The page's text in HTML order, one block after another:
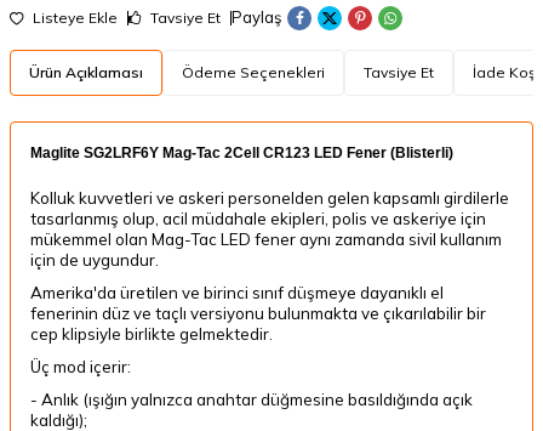
Listeye Ekle Tavsiye Et Paylaş
Ürün Açıklaması Ödeme Seçenekleri Tavsiye Et İade
Maglite SG2LRF6Y Mag-Tac 2Cell CR123 LED Fener (Blisterli)
Kolluk kuvvetleri ve askeri personelden gelen kapsamlı girdilerle
tasarlanmış olup, acil müdahale ekipleri, polis ve askeriye için
mükemmel olan Mag-Tac LED fener aynı zamanda sivil kullanım
için de uygundur.
Amerika'da üretilen ve birinci sınıf düşmeye dayanıklı el
fenerinin düz ve taçlı versiyonu bulunmakta ve çıkarılabilir bir
cep klipsiyle birlikte gelmektedir.
Üç mod içerir:
- Anlık (ışığın yalnızca anahtar düğmesine basıldığında açık
kaldığı);